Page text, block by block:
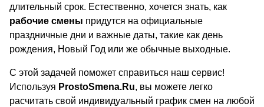
длительный срок. Естественно, хочется знать, как
рабочие смены придутся на официальные
праздничные дни и важные даты, такие как день
рождения, Новый Год или же обычные выходные.
С этой задачей поможет справиться наш сервис!
Используя ProstoSmena.Ru, вы можете легко
расчитать свой индивидуальный график смен на любой